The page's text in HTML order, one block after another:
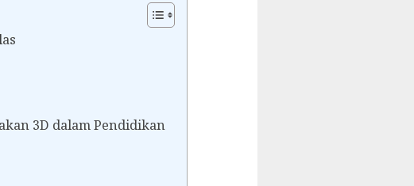
3D dalam Pendidikan